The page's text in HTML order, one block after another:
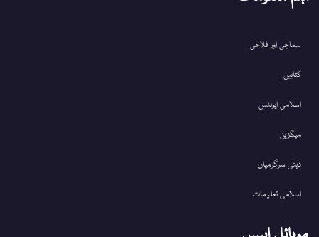
سماجی اور فلاحی
کتابیں
اسلامی ایونٹس
میگزین
دینی سرگرمیاں
اسلامی تعلیمات